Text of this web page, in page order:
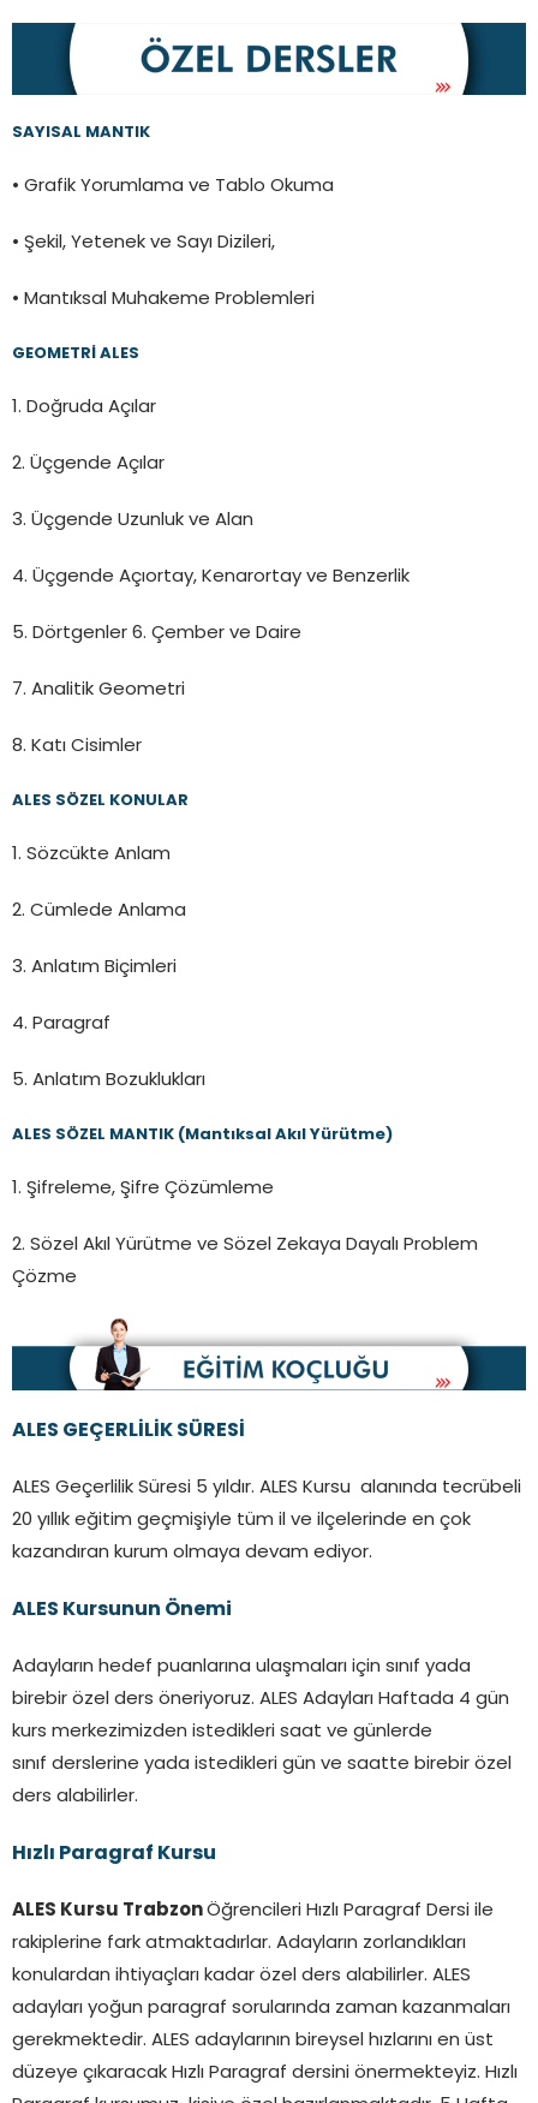
SAYISAL MANTIK
• Grafik Yorumlama ve Tablo Okuma
• Şekil, Yetenek ve Sayı Dizileri,
• Mantıksal Muhakeme Problemleri
GEOMETRİ ALES
1. Doğruda Açılar
2. Üçgende Açılar
3. Üçgende Uzunluk ve Alan
4. Üçgende Açıortay, Kenarortay ve Benzerlik
5. Dörtgenler 6. Çember ve Daire
7. Analitik Geometri
8. Katı Cisimler
ALES SÖZEL KONULAR
1. Sözcükte Anlam
2. Cümlede Anlama
3. Anlatım Biçimleri
4. Paragraf
5. Anlatım Bozuklukları
ALES SÖZEL MANTIK (Mantıksal Akıl Yürütme)
1. Şifreleme, Şifre Çözümleme
2. Sözel Akıl Yürütme ve Sözel Zekaya Dayalı Problem
Çözme
ALES GEÇERLİLİK SÜRESİ
ALES Geçerlilik Süresi 5 yıldır. ALES Kursu alanında tecrübeli
20 yıllık eğitim geçmişiyle tüm il ve ilçelerinde en çok
kazandıran kurum olmaya devam ediyor.
ALES Kursunun Önemi
Adayların hedef puanlarına ulaşmaları için sınıf yada
birebir özel ders öneriyoruz. ALES Adayları Haftada 4 gün
kurs merkezimizden istedikleri saat ve günlerde
sınıf derslerine yada istedikleri gün ve saatte birebir özel
ders alabilirler.
Hızlı Paragraf Kursu
ALES Kursu Trabzon Öğrencileri Hızlı Paragraf Dersi ile
rakiplerine fark atmaktadırlar. Adayların zorlandıkları
konulardan ihtiyaçları kadar özel ders alabilirler. ALES
adayları yoğun paragraf sorularında zaman kazanmaları
gerekmektedir. ALES adaylarının bireysel hızlarını en üst
düzeye çıkaracak Hızlı Paragraf dersini önermekteyiz. Hızlı